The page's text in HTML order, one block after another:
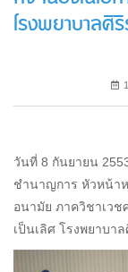
โรงพยาบาลศิ
วันที่ 8 กันยายน
ชำนาญการ หัวหน้า
อนามัย ภาควิชาเวช
เป็นเลิศ โรงพยาบา